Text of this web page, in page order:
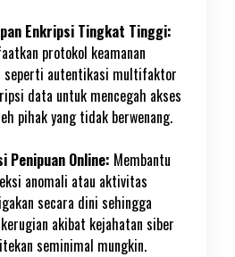
Enkripsi Tingkat Tinggi:
protokol keamanan
seperti autentikasi multifaktor
data untuk mencegah akses
pihak yang tidak berwenang.
Penipuan Online: Membantu
anomali atau aktivitas
secara dini sehingga
akibat kejahatan siber
seminimal mungkin.